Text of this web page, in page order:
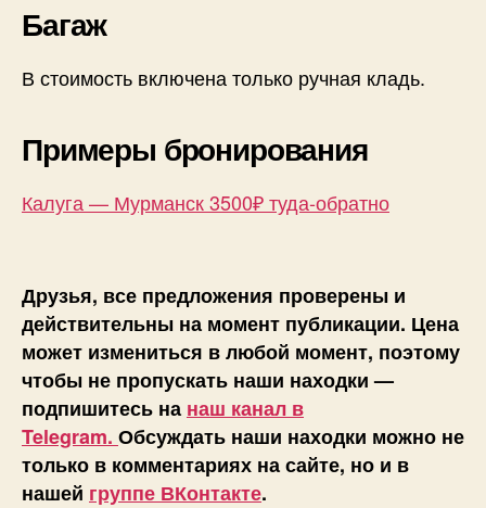
Багаж
В стоимость включена только ручная кладь.
Примеры бронирования
Калуга — Мурманск 3500₽ туда-обратно
Друзья, все предложения проверены и
действительны на момент публикации. Цена
может измениться в любой момент, поэтому
чтобы не пропускать наши находки —
подпишитесь на наш канал в
Telegram. Обсуждать наши находки можно не
только в комментариях на сайте, но и в
нашей группе ВКонтакте.